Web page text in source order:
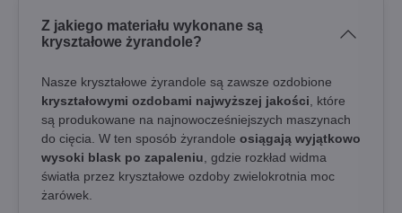
Z jakiego materiału wykonane są
kryształowe żyrandole?
Nasze kryształowe żyrandole są zawsze ozdobione
kryształowymi ozdobami najwyższej jakości , które
są produkowane na najnowocześniejszych maszynach
do cięcia. W ten sposób żyrandole osiągają wyjątkowo
wysoki blask po zapaleniu , gdzie rozkład widma
światła przez kryształowe ozdoby zwielokrotnia moc
żarówek.